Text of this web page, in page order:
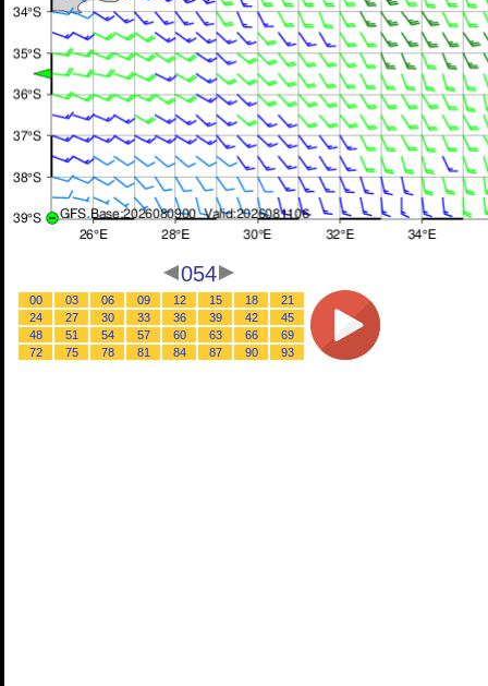
054
00 03 06 09 12 15 18
21
24
27 30 33 36 39 42
45
48
51 54 57 60 63 66
69
72
75 78 81 84 87 90 93